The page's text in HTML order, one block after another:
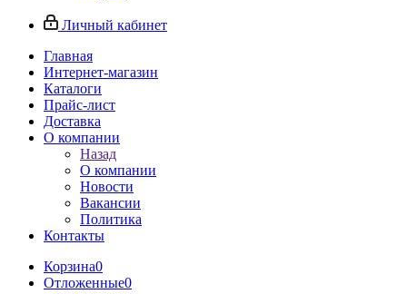
Личный кабинет
Главная
Интернет-магазин
Каталоги
Прайс-лист
Доставка
О компании
Назад
О компании
Новости
Вакансии
Политика
Контакты
Корзина0
Отложенные0